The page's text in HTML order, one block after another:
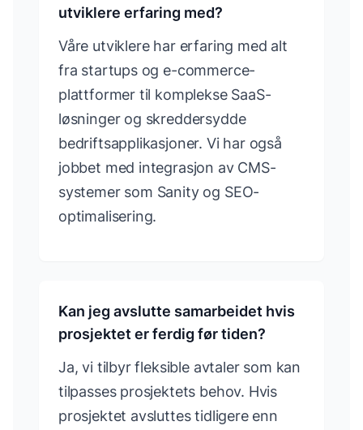
utviklere erfaring med?
Våre utviklere har erfaring med alt
fra startups og e-commerce-
plattformer til komplekse SaaS-
løsninger og skreddersydde
bedriftsapplikasjoner. Vi har også
jobbet med integrasjon av CMS-
systemer som Sanity og SEO-
optimalisering.
Kan jeg avslutte samarbeidet hvis
prosjektet er ferdig før tiden?
Ja, vi tilbyr fleksible avtaler som kan
tilpasses prosjektets behov. Hvis
prosjektet avsluttes tidligere enn